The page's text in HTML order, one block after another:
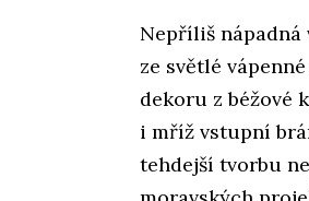
Nepříliš nápadná
ze světlé
dekoru z béžové
i mříž vstupní
tehdejší tvorbu